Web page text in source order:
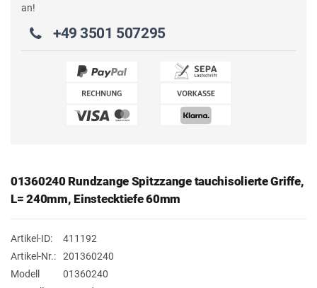
an!
+49 3501 507295
01360240 Rundzange Spitzzange tauchisolierte Griffe,
L= 240mm, Einstecktiefe 60mm
Artikel-ID:
411192
Artikel-Nr.:
201360240
Modell
01360240